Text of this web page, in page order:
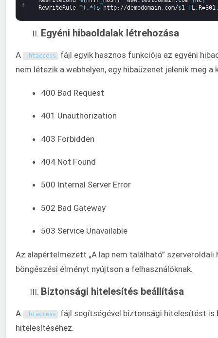
4
RewriteRule ^( . * ) $ http: //demodomain. com/$1 L, R=301
Egyéni hibaoldalak létrehozása
A . htaccess fájl egyik hasznos funkciója az egyéni
nem létezik a webhelyen, egy hibaüzenet jelenik meg a
400 Bad Request
401 Unauthorization
403 Forbidden
404 Not Found
500 Internal Server Error
502 Bad Gateway
503 Service Unavailable
Az alapértelmezett „A lap nem található”
böngészési élményt nyújtson a felhasználóknak.
Biztonsági hitelesítés beállítása
A . htaccess fájl segítségével biztonsági hitelesítést is
hitelesítéséhez.